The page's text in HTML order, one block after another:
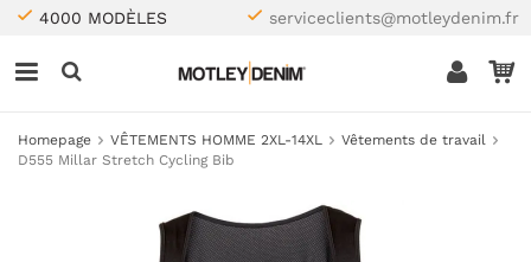
4000 MODÈLES serviceclients@motleydenim.fr
Homepage VÊTEMENTS HOMME 2XL-14XL
Vêtements de travail
D555 Millar Stretch Cycling Bib